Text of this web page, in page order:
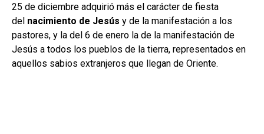
25 de diciembre adquirió más el carácter de fiesta
del nacimiento de Jesús y de la manifestación a los
pastores, y la del 6 de enero la de la manifestación de
Jesús a todos los pueblos de la tierra, representados en
aquellos sabios extranjeros que llegan de Oriente.